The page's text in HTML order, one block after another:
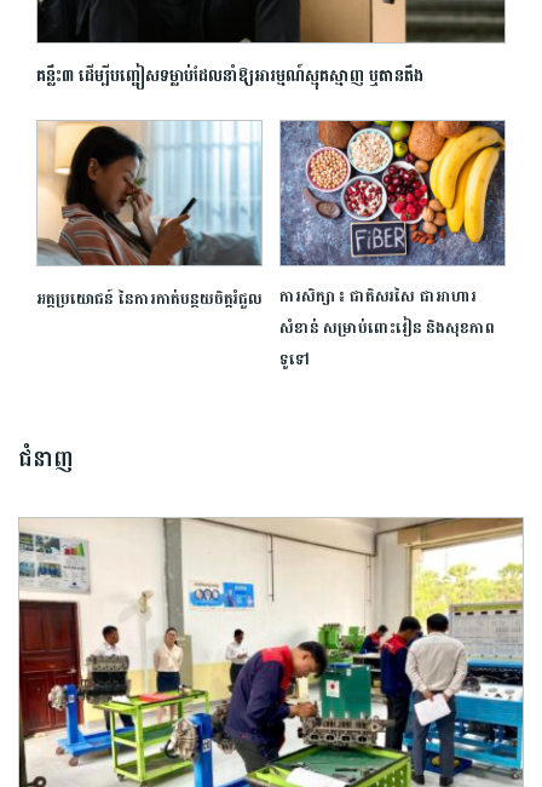
គន្លឹះ៣ ដើម្បីបញ្ជៀសទម្លាប់ដែលនាំ​ឱ្យ​អារម្មណ៍ស្មុគស្មាញ ឬតានតឹង
អត្ថប្រយោជន៍ នៃការកាត់បន្ថយចិត្តរំជួល
ការសិក្សា ៖ ជាតិសរសៃ ជាអាហារ
សំខាន់ សម្រាប់ពោះវៀន និងសុខភាព
ទូទៅ
ជំនាញ